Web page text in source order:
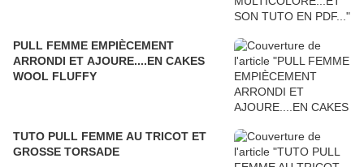
PULL FEMME EMPIÈCEMENT
ARRONDI ET AJOURE....EN CAKES
WOOL FLUFFY
TUTO PULL FEMME AU TRICOT ET
GROSSE TORSADE